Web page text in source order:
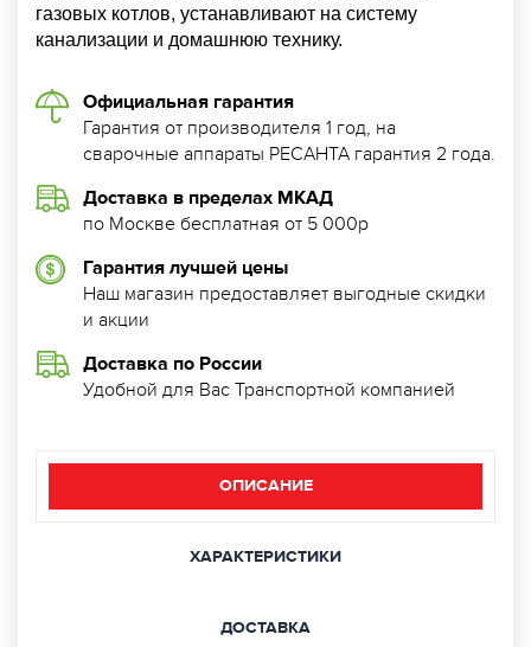
газовых котлов, устанавливают на систему
канализации и домашнюю технику.
Официальная гарантия
Гарантия от производителя 1 год, на
сварочные аппараты РЕСАНТА гарантия 2 года.
Доставка в пределах МКАД
по Москве бесплатная от 5 000р
Гарантия лучшей цены
Наш магазин предоставляет выгодные скидки
и акции
Доставка по России
Удобной для Вас Транспортной компанией
ОПИСАНИЕ
ХАРАКТЕРИСТИКИ
ДОСТАВКА